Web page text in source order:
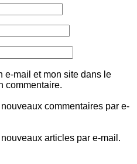
e-mail et mon site dans le
commentaire.
commentaires par e-
articles par e-mail.